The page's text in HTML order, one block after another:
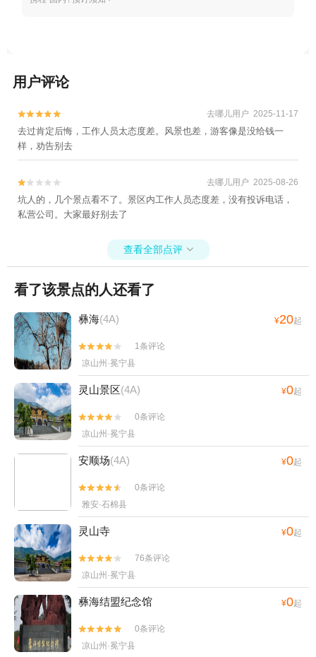
用户评论

 去哪儿用户 2025-11-17
去过肯定后悔，工作人员太态度差。风景也差，游客像是没给钱一
样，劝告别去

 去哪儿用户 2025-08-26
坑人的，几个景点看不了。景区内工作人员态度差，没有投诉电话，
私营公司。大家最好别去了
查看全部点评 
看了该景点的人还看了
彝海(4A) ¥20起


1条评论
凉山州·冕宁县
灵山景区(4A) ¥0起


0条评论
凉山州·冕宁县
安顺场(4A) ¥0起


0条评论
雅安·石棉县
灵山寺 ¥0起


76条评论
凉山州·冕宁县
彝海结盟纪念馆 ¥0起


0条评论
凉山州·冕宁县